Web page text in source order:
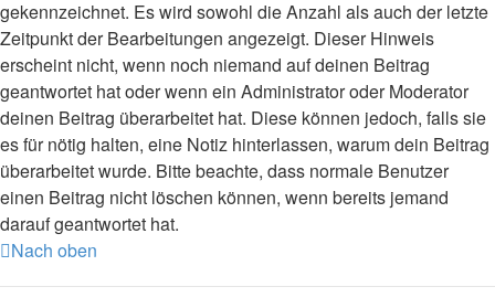
gekennzeichnet. Es wird sowohl die Anzahl als auch der letzte
Zeitpunkt der Bearbeitungen angezeigt. Dieser Hinweis
erscheint nicht, wenn noch niemand auf deinen Beitrag
geantwortet hat oder wenn ein Administrator oder Moderator
deinen Beitrag überarbeitet hat. Diese können jedoch, falls sie
es für nötig halten, eine Notiz hinterlassen, warum dein Beitrag
überarbeitet wurde. Bitte beachte, dass normale Benutzer
einen Beitrag nicht löschen können, wenn bereits jemand
darauf geantwortet hat.
Nach oben